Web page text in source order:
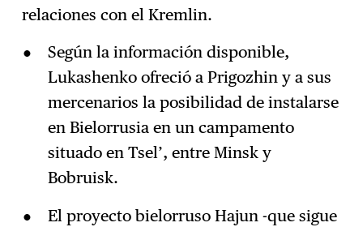
relaciones con el Kremlin.
Según la información disponible,
Lukashenko ofreció a Prigozhin y a sus
mercenarios la posibilidad de instalarse
en Bielorrusia en un campamento
situado en Tsel’, entre Minsk y
Bobruisk.
El proyecto bielorruso Hajun -que sigue